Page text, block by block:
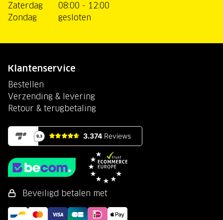
Zaterdag
08:00 - 12:00
Zondag
gesloten
Klantenservice
Bestellen
Verzending & levering
Retour & terugbetaling
Beveiligd betalen met